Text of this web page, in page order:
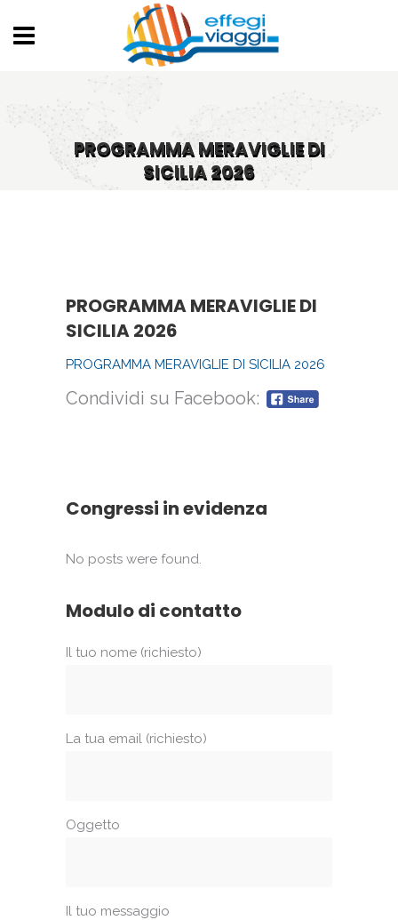
PROGRAMMA MERAVIGLIE DI
SICILIA 2026
PROGRAMMA MERAVIGLIE DI
SICILIA 2026
PROGRAMMA MERAVIGLIE DI SICILIA 2026
Condividi su Facebook:
Congressi in evidenza
No posts were found.
Modulo di contatto
Il tuo nome (richiesto)
La tua email (richiesto)
Oggetto
Il tuo messaggio